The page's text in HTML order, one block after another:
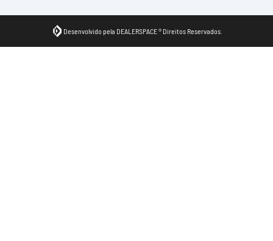
Desenvolvido pela DEALERSPACE ® Direitos Reservados.